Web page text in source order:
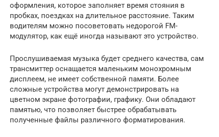
оформления, которое заполняет время стояния в
пробках, поездках на длительное расстояние. Таким
водителям можно посоветовать недорогой FM-
модулятор, как ещё иногда называют это устройство.
Прослушиваемая музыка будет среднего качества, сам
трансмиттер оснащается маленьким монохромным
дисплеем, не имеет собственной памяти. Более
сложные устройства могут демонстрировать на
цветном экране фотографии, графику. Они обладают
памятью, что позволяет быстрее обрабатывать
полученные файлы различного форматирования.